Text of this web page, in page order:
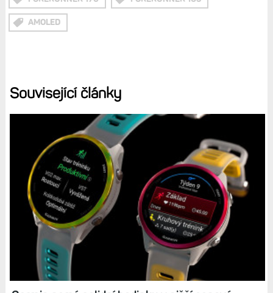
Plusy
barometr, gyroskop, venkovní teploměr
solidní cenovka
Minusy
nízký jas displeje
jen jedna velikost
stále jen snímač EV4
Diskuse k článku (25)
Tagy: